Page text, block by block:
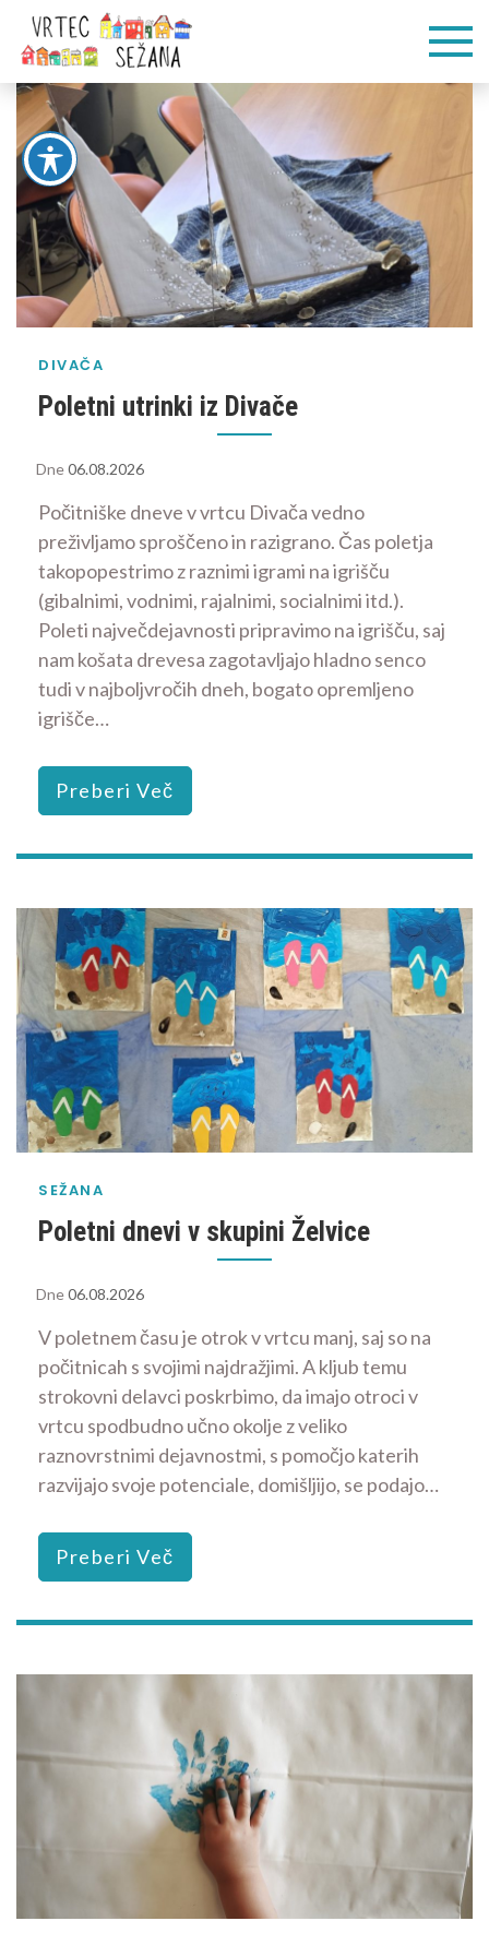
Skip
content
Sežana
Veliko pogumnih
DIVAČA
Poletni utrinki iz Divače
Dne06.08.2026
Počitniške dneve v vrtcu Divača vedno
preživljamo sproščeno in razigrano. Čas poletja
takopopestrimo z raznimi igrami na igrišču
(gibalnimi, vodnimi, rajalnimi, socialnimi itd.).
Poleti največdejavnosti pripravimo na igrišču, saj
nam košata drevesa zagotavljajo hladno senco
tudi v najboljvročih dneh, bogato opremljeno
igrišče…
Preberi Več
SEŽANA
Poletni dnevi v skupini Želvice
Dne06.08.2026
V poletnem času je otrok v vrtcu manj, saj so na
počitnicah s svojimi najdražjimi. A kljub temu
strokovni delavci poskrbimo, da imajo otroci v
vrtcu spodbudno učno okolje z veliko
raznovrstnimi dejavnostmi, s pomočjo katerih
razvijajo svoje potenciale, domišljijo, se podajo…
Preberi Več